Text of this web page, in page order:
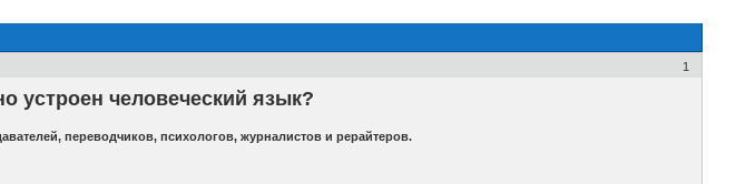
1
устроен человеческий язык?
переводчиков, психологов, журналистов и рерайтеров.